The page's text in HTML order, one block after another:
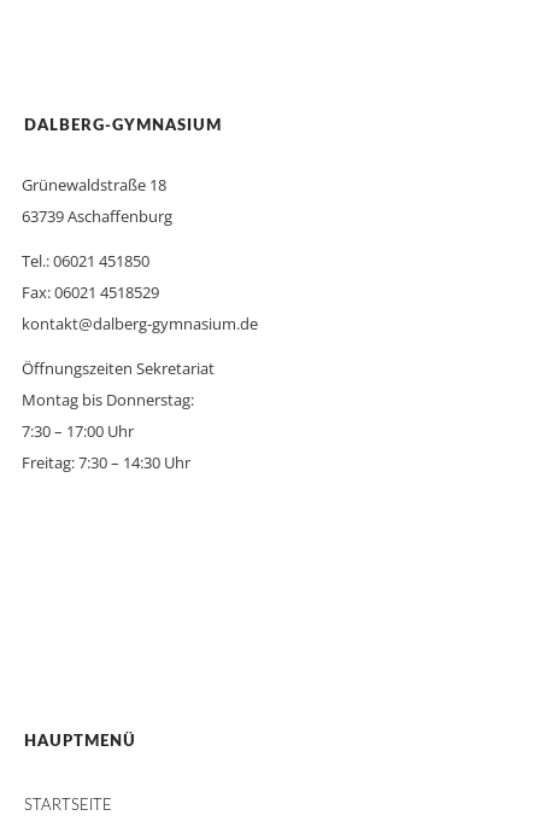
DALBERG-GYMNASIUM
Grünewaldstraße 18
63739 Aschaffenburg
Tel.: 06021 451850
Fax: 06021 4518529
kontakt@dalberg-gymnasium.de
Öffnungszeiten Sekretariat
Montag bis Donnerstag:
7:30 – 17:00 Uhr
Freitag: 7:30 – 14:30 Uhr
HAUPTMENÜ
STARTSEITE